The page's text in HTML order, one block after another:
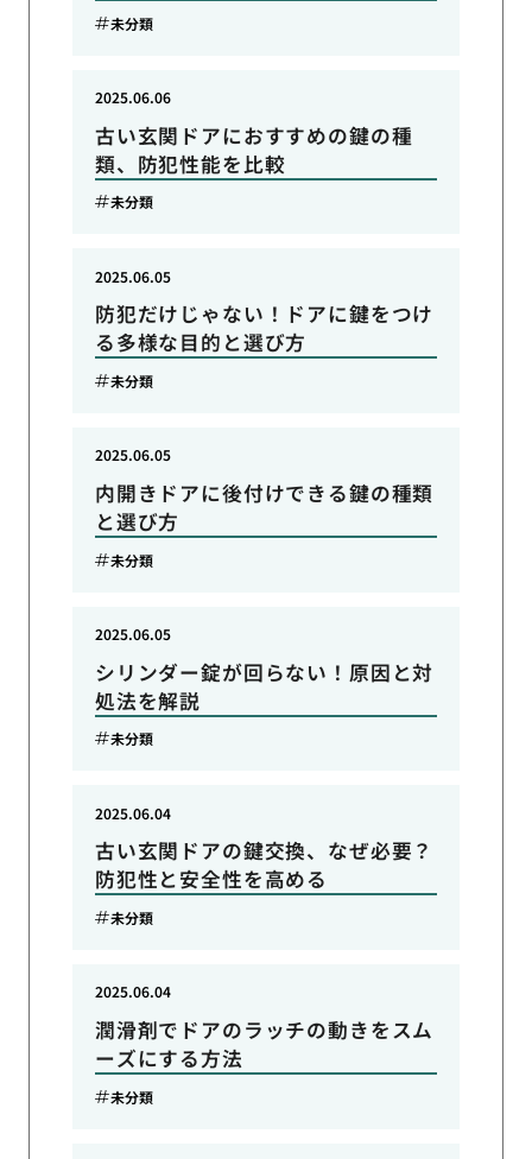
未分類
古い玄関ドアにおすすめの鍵の種
類、防犯性能を比較
2025.06.06
未分類
防犯だけじゃない！ドアに鍵をつけ
る多様な目的と選び方
2025.06.05
未分類
内開きドアに後付けできる鍵の種類
と選び方
2025.06.05
未分類
シリンダー錠が回らない！原因と対
処法を解説
2025.06.05
未分類
古い玄関ドアの鍵交換、なぜ必要？
防犯性と安全性を高める
2025.06.04
未分類
潤滑剤でドアのラッチの動きをスム
ーズにする方法
2025.06.04
未分類